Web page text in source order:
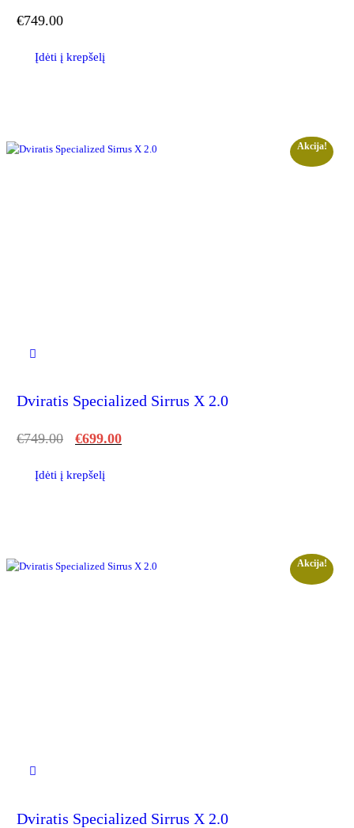
€749.00
Įdėti į krepšelį
Akcija!
Dviratis Specialized Sirrus X 2.0
€749.00 €699.00
Įdėti į krepšelį
Akcija!
Dviratis Specialized Sirrus X 2.0